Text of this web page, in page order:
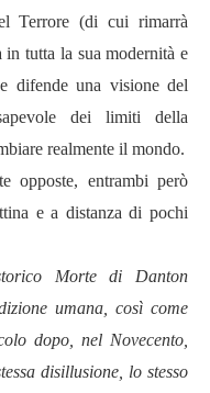
Terrore (di cui rimarrà
in tutta la sua modernità e
difende una visione del
dei limiti della
realmente il mondo.
opposte, entrambi però
e a distanza di pochi
Morte di Danton
umana, così come
dopo, nel Novecento,
disillusione, lo stesso